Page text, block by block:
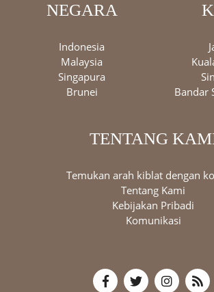
NEGARA
Indonesia
Malaysia
Singapura
Brunei
Bandar
TENTANG
Temukan arah kiblat dengan
Tentang Kami
Kebijakan Pribadi
Komunikasi